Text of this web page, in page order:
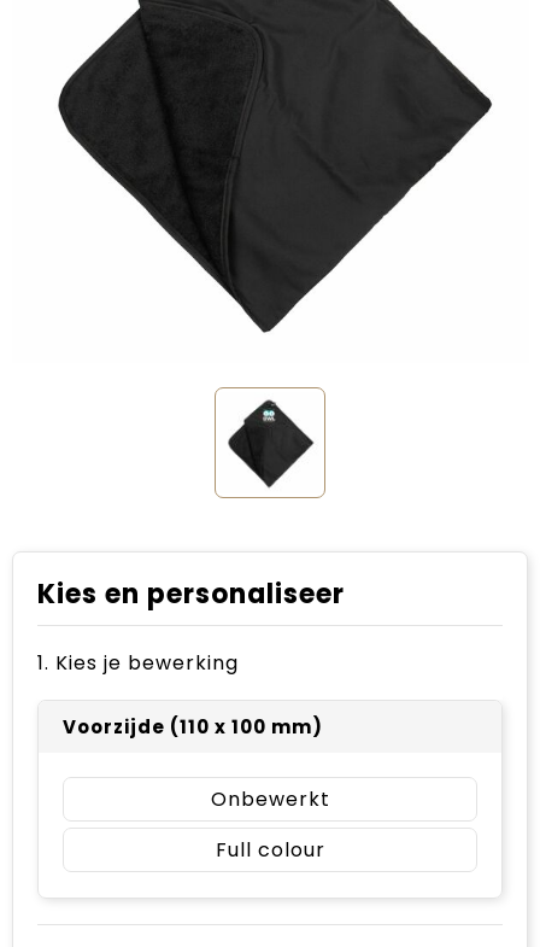
Sinterklaas
Verjaardagen
Voetbal, EK en WK
Voor de bouw
Zomergeschenken
Kies en personaliseer
1. Kies je bewerking
Voorzijde (110 x 100 mm)
Onbewerkt
Full colour